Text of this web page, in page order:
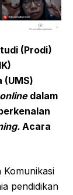
(Prodi)
(UMS)
online dalam
Acara
pendidikan